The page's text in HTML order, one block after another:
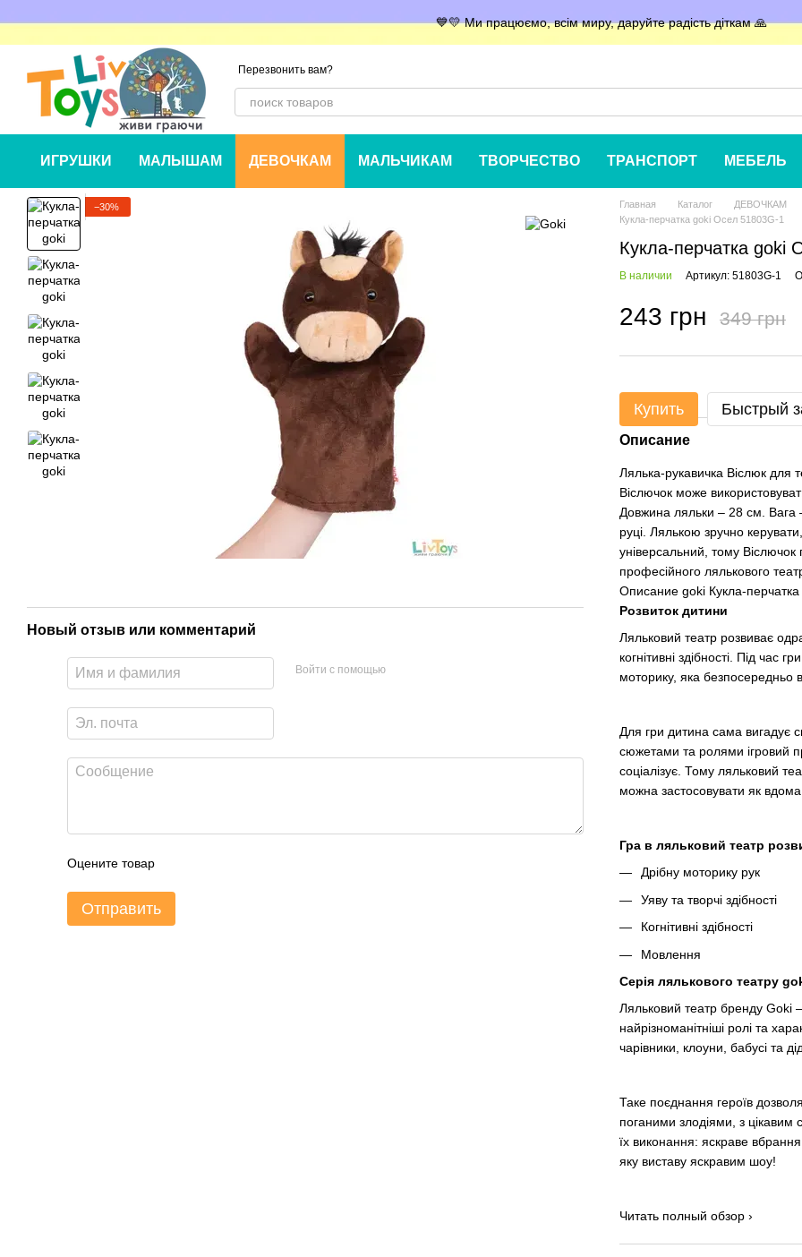
💙💛 Ми працюємо, всім миру, даруйте радість діткам 🙏
Перезвонить вам?
ИГРУШКИ МАЛЫШАМ ДЕВОЧКАМ МАЛЬЧИКАМ ТВОРЧЕСТВО ТРАНСПОРТ МЕБЕЛЬ
−30%
Новый отзыв или комментарий
Войти с помощью
Оцените товар
Отправить
Главная Каталог ДЕВОЧКАМ
Кукла-перчатка goki Осел 51803G-1
Кукла-перчатка goki
В наличии Артикул: 51803G-1
243 грн 349 грн
Купить Быстрый
Описание
Лялька-рукавичка Віслюк для
Віслючок може
Довжина ляльки – 28 см. Вага
руці. Лялькою зручно
універсальний, тому Віслючок
професійного лялькового
Описание goki Кукла-
Розвиток дитини
Ляльковий театр розвиває
когнітивні здібності. Під час
моторику, яка безпосередньо
Для гри дитина сама вигадує
сюжетами та ролями ігровий
соціалізує. Тому ляльковий
можна застосовувати як
Гра в ляльковий театр
Дрібну моторику рук
Уяву та творчі здібності
Когнітивні здібності
Мовлення
Серія лялькового театру
Ляльковий театр бренду Goki
найрізноманітніші ролі та
чарівники, клоуни, бабусі та
Таке поєднання героїв
поганими злодіями, з цікавим
їх виконання: яскраве
яку виставу яскравим шоу!
Читать полный обзор ›